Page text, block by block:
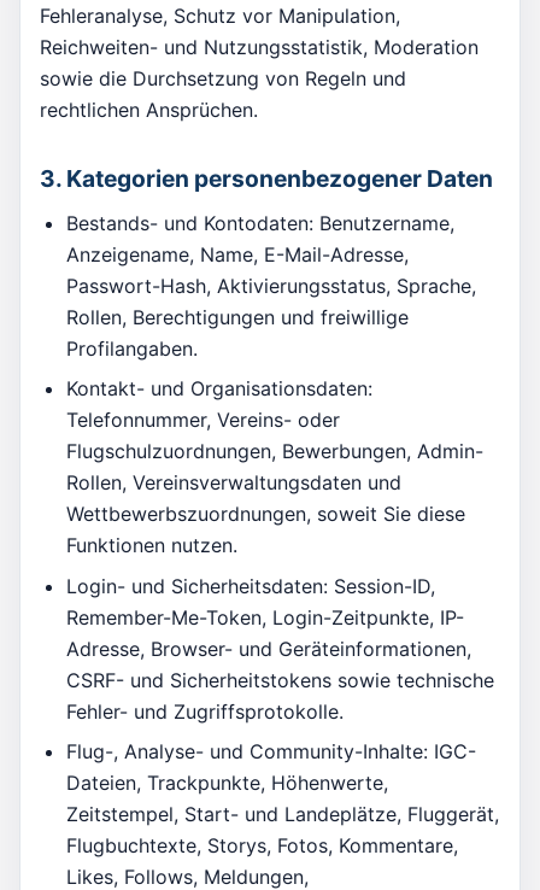
Fehleranalyse, Schutz vor Manipulation,
Reichweiten- und Nutzungsstatistik, Moderation
sowie die Durchsetzung von Regeln und
rechtlichen Ansprüchen.
3. Kategorien personenbezogener Daten
Bestands- und Kontodaten: Benutzername,
Anzeigename, Name, E-Mail-Adresse,
Passwort-Hash, Aktivierungsstatus, Sprache,
Rollen, Berechtigungen und freiwillige
Profilangaben.
Kontakt- und Organisationsdaten:
Telefonnummer, Vereins- oder
Flugschulzuordnungen, Bewerbungen, Admin-
Rollen, Vereinsverwaltungsdaten und
Wettbewerbszuordnungen, soweit Sie diese
Funktionen nutzen.
Login- und Sicherheitsdaten: Session-ID,
Remember-Me-Token, Login-Zeitpunkte, IP-
Adresse, Browser- und Geräteinformationen,
CSRF- und Sicherheitstokens sowie technische
Fehler- und Zugriffsprotokolle.
Flug-, Analyse- und Community-Inhalte: IGC-
Dateien, Trackpunkte, Höhenwerte,
Zeitstempel, Start- und Landeplätze, Fluggerät,
Flugbuchtexte, Storys, Fotos, Kommentare,
Likes, Follows, Meldungen,